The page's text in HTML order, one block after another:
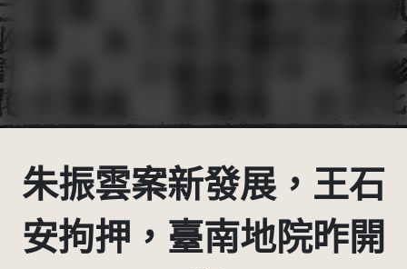
朱振雲案新發展，王石
安拘押，臺南地院昨開